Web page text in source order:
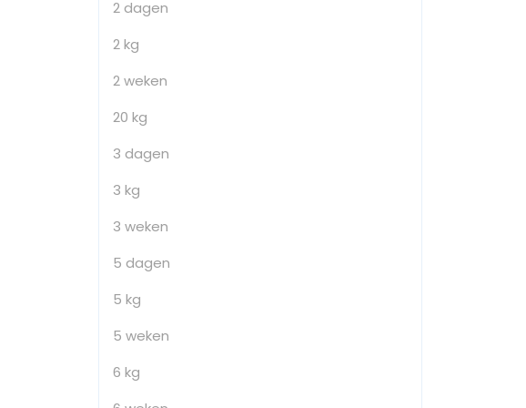
2 dagen
2 kg
2 weken
20 kg
3 dagen
3 kg
3 weken
5 dagen
5 kg
5 weken
6 kg